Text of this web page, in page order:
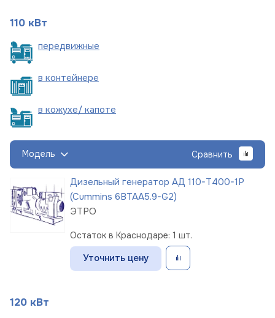
110 кВт
передвижные
в контейнере
в кожухе/ капоте
Модель Сравнить
Дизельный генератор АД 110-Т400-1Р
(Cummins 6BTAA5.9-G2)
ЭТРО
Остаток в Краснодаре: 1 шт.
Уточнить цену
120 кВт